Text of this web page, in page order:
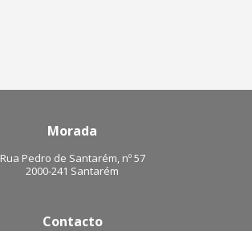
Morada
Rua Pedro de Santarém, nº 57
2000-241 Santarém
Contacto